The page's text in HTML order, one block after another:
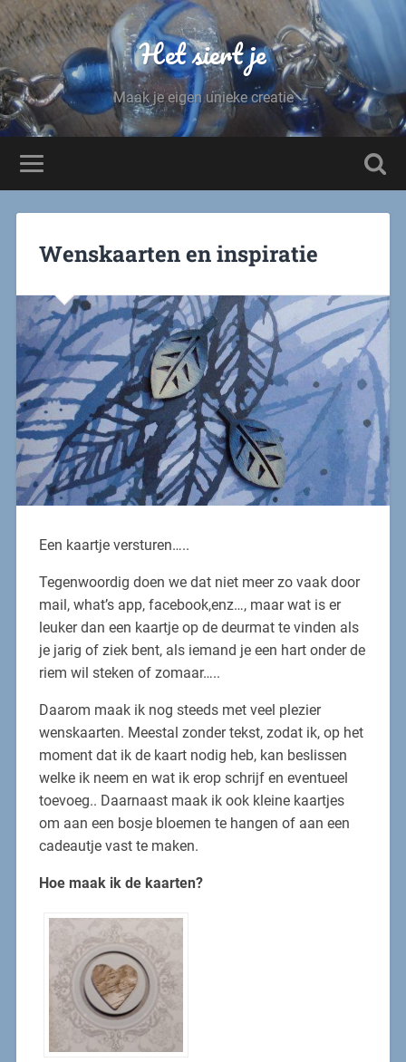
Het siert je
Maak je eigen unieke creatie
Wenskaarten en inspiratie
Een kaartje versturen…..
Tegenwoordig doen we dat niet meer zo vaak door
mail, what’s app, facebook,enz…, maar wat is er
leuker dan een kaartje op de deurmat te vinden als
je jarig of ziek bent, als iemand je een hart onder de
riem wil steken of zomaar…..
Daarom maak ik nog steeds met veel plezier
wenskaarten. Meestal zonder tekst, zodat ik, op het
moment dat ik de kaart nodig heb, kan beslissen
welke ik neem en wat ik erop schrijf en eventueel
toevoeg.. Daarnaast maak ik ook kleine kaartjes
om aan een bosje bloemen te hangen of aan een
cadeautje vast te maken.
Hoe maak ik de kaarten?